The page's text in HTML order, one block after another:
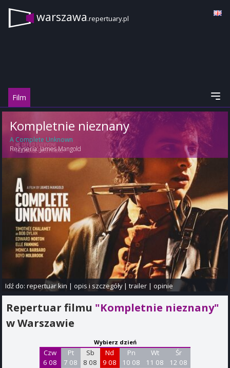
warszawa.repertuary.pl
Film
Kompletnie nieznany
A Complete Unknown
Reżyseria:James Mangold
Idź do:repertuar kin |opis i szczegóły|trailer |opinie
Repertuar filmu "Kompletnie nieznany"
w Warszawie
Wybierz dzień
Czw
6 08
Pt
7 08
Sb
8 08
Nd
9 08
Pn
10 08
Wt
11 08
Śr
12 08